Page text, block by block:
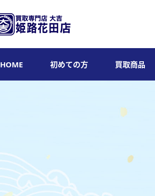
HOME 初めての方 買取商品